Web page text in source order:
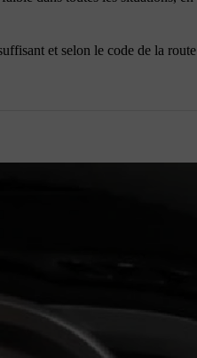
et selon le code de la